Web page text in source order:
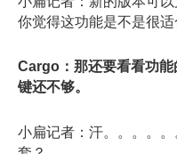
你觉得这功能是不是很适
Cargo：那还要看看功
键还不够。
小扁记者：汗。。。。